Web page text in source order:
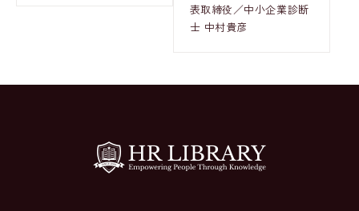
表取締役／中小企業診断
士 中村貴彦